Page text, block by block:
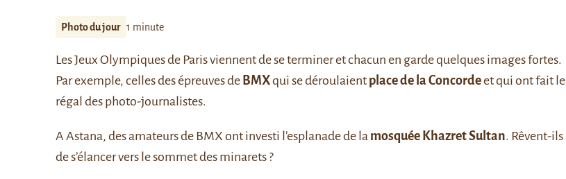
Photo du jour 1 minute
Les Jeux Olympiques de Paris viennent de se terminer et chacun en garde quelques images fortes.
Par exemple, celles des épreuves de BMXqui se déroulaient place de la Concordeet qui ont fait le
régal des photo-journalistes.
A Astana, des amateurs de BMX ont investi l’esplanade de la mosquée Khazret Sultan. Rêvent-ils
de s’élancer vers le sommet des minarets ?